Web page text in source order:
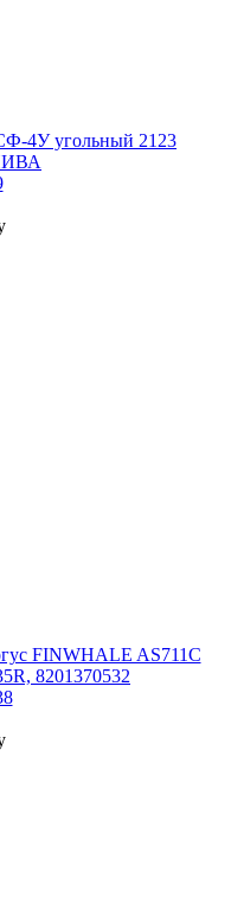
4У угольный 2123
FINWHALE AS711C
8201370532